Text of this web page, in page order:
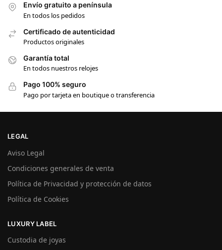
Envío gratuito a península
En todos los pedidos
Certificado de autenticidad
Productos originales
Garantía total
En todos nuestros relojes
Pago 100% seguro
Pago por tarjeta en boutique o transferencia
LEGAL
Aviso Legal
Condiciones generales de venta
Política de Privacidad y protección de datos
Política de Cookies
LUXURY LABEL
Custodia de joyas